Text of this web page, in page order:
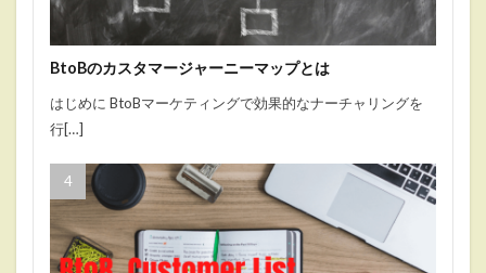
BtoBのカスタマージャーニーマップとは
はじめに BtoBマーケティングで効果的なナーチャリングを
行[…]